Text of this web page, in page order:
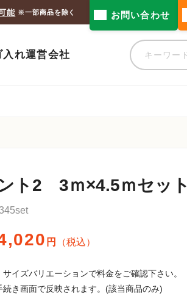
能 ※一部商品を除く お問い合わせ
入れ運営会社
ト2 3ｍ×4.5ｍセット
税込
イズバリエーションで料金をご確認下さい。
き画面で反映されます。(該当商品のみ)